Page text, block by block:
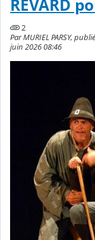
REVARD
2
Par MURIEL PARSY,
juin 2026 08:46